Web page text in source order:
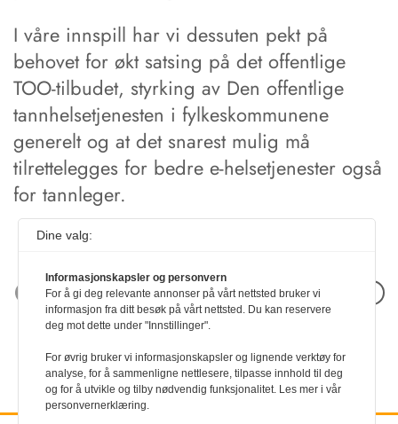
I våre innspill har vi dessuten pekt på
behovet for økt satsing på det offentlige
TOO-tilbudet, styrking av Den offentlige
tannhelsetjenesten i fylkeskommunene
generelt og at det snarest mulig må
tilrettelegges for bedre e-helsetjenester også
for tannleger.
Neste artikkel
Dine valg:
Informasjonskapsler og personvern
For å gi deg relevante annonser på vårt nettsted bruker vi
informasjon fra ditt besøk på vårt nettsted. Du kan reservere
deg mot dette under "Innstillinger".
For øvrig bruker vi informasjonskapsler og lignende verktøy for
analyse, for å sammenligne nettlesere, tilpasse innhold til deg
og for å utvikle og tilby nødvendig funksjonalitet. Les mer i vår
personvernerklæring.